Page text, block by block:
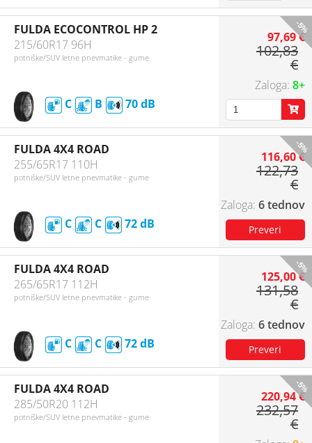
-5%
FULDA ECOCONTROL HP 2
215/60R17 96H
potniške/SUV letne pnevmatike - gume
C B 70
97,69 €
102,83
€
8+
-5%
FULDA 4X4 ROAD
255/65R17 110H
potniške/SUV letne pnevmatike - gume
C C 72
116,60 €
122,73
€
6 tednov
-5%
FULDA 4X4 ROAD
265/65R17 112H
potniške/SUV letne pnevmatike - gume
C C 72
125,00 €
131,58
€
6 tednov
-5%
FULDA 4X4 ROAD
285/50R20 112H
potniške/SUV letne pnevmatike - gume
220,94 €
232,57
€